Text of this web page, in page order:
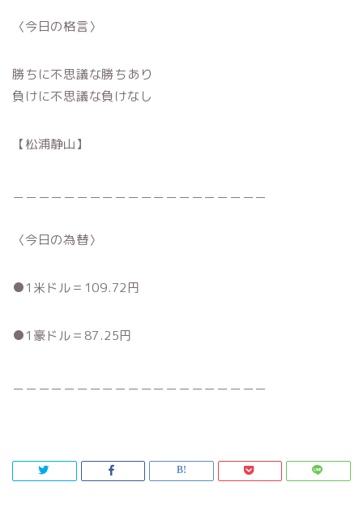
〈今日の格言〉
勝ちに不思議な勝ちあり
負けに不思議な負けなし
【松浦静山】
〈今日の為替〉
●1米ドル＝109.72円
●1豪ドル＝87.25円